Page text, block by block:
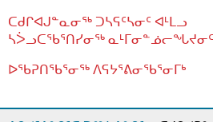
ᑕᑯᒋᐊᒍᓐᓇᓂᖅ ᑐᓴᕋᑦᓴᓂᑦ ᐊᒻᒪᓗ
ᓴᐴᓗᑕᖃᕐᑎᓯᓂᖅ ᓇᒻᒥᓂᓐᓅᓕᖓᔪᓂᑦ
ᐅᖃᕈᑎᖃᕐᓂᖅ ᐱᕋᔭᕐᕕᓂᖃᕐᓂᒥᒃ
ᒫᓂᑉᐳᑎᑦ